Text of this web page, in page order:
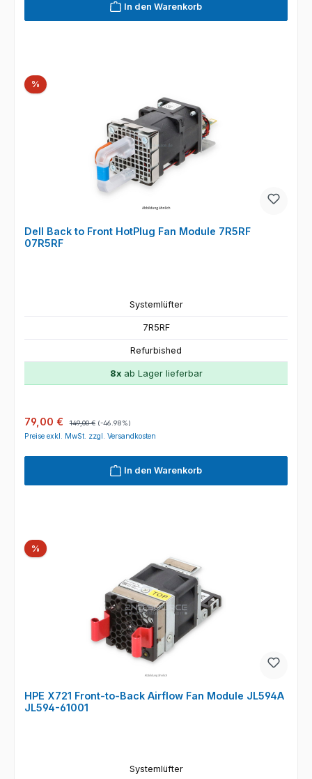
In den Warenkorb
%Rabatt
Dell Back to Front HotPlug Fan Module 7R5RF
07R5RF
Systemlüfter
7R5RF
Refurbished
8xab Lager lieferbar
Verkaufspreis:
79,00 € 149,00 € (-46.98%)
Preise exkl. MwSt. zzgl. Versandkosten
In den Warenkorb
%Rabatt
HPE X721 Front-to-Back Airflow Fan Module JL594A
JL594-61001
Systemlüfter